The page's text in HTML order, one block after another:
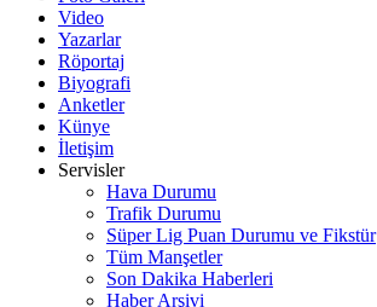
Video
Yazarlar
Röportaj
Biyografi
Anketler
Künye
İletişim
Servisler
Hava Durumu
Trafik Durumu
Süper Lig Puan Durumu ve Fikstür
Tüm Manşetler
Son Dakika Haberleri
Haber Arşivi